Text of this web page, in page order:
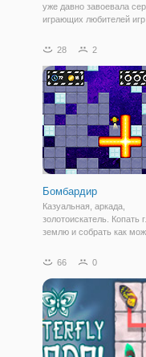
уже давно завоевала
играющих любителей
разделе вы можете в
игры, получая огромное
количество
28 2
Бомбардир
Казуальная, аркада,
золотоискатель. Копать
землю и собрать как
как вы можете.
и искать золото,
Времени никогда
66 0